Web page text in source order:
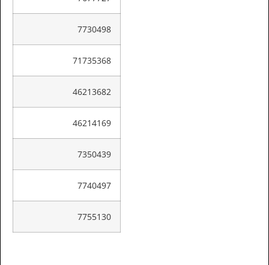
7730498
71735368
46213682
46214169
7350439
7740497
7755130